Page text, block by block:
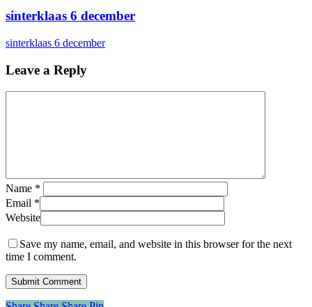
sinterklaas 6 december
sinterklaas 6 december
Leave a Reply
Name *
Email *
Website
Save my name, email, and website in this browser for the next
time I comment.